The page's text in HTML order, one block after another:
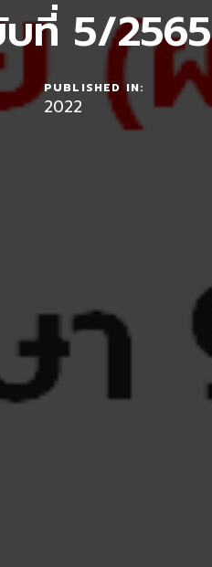
ที่ 5/2565
PUBLISHED IN:
2022